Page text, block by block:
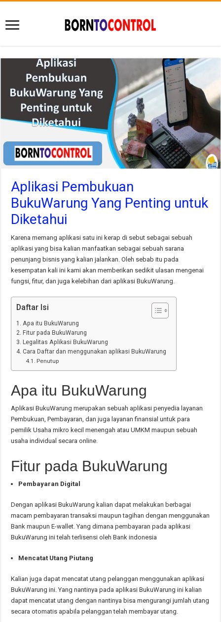
Aplikasi Pembukuan
BukuWarung Yang Penting untuk
Diketahui
Karena memang aplikasi satu ini kerap di sebut sebagai sebuah
aplikasi yang bisa kalian manfaatkan sebagai sebuah sarana
penunjang bisnis yang kalian jalankan. Oleh sebab itu pada
kesempatan kali ini kami akan memberikan sedikit ulasan mengenai
fungsi, fitur, dan juga kelebihan dari aplikasi BukuWarung.
Daftar Isi
Apa itu BukuWarung
Fitur pada BukuWarung
Legalitas Aplikasi BukuWarung
Cara Daftar dan menggunakan aplikasi BukuWarung
Penutup
Apa itu BukuWarung
Aplikasi BukuWarung merupakan sebuah aplikasi penyedia layanan
Pembukuan, Pembayaran, dan juga layanan finansial untuk para
pemilik Usaha mikro kecil menengah atau UMKM maupun sebuah
usaha individual secara online.
Fitur pada BukuWarung
Pembayaran Digital
Dengan aplikasi BukuWarung kalian dapat melakukan berbagai
macam pembayaran transaksi maupun tagihan dengan menggunakan
Bank maupun E-wallet. Yang dimana pembayaran pada aplikasi
BukuWarung ini telah terlisensi oleh Bank indonesia
Mencatat Utang Piutang
Kalian juga dapat mencatat utang pelanggan menggunakan aplikasi
BukuWarung ini. Yang nantinya pada aplikasi BukuWarung ini kalian
dapat mencatat utang dengan nantinya bisa mengurangi jumlah utang
secara otomatis apabila pelanggan telah membayar utang.